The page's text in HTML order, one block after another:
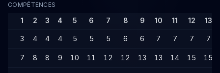
COMPÉTENCES
1 2 3 4 5 6 7 8 9 10 11 12 13
3 4 4 4 5 5 5 6 6 7 7 7 7
7 8 8 9 10 11 12 12 13 13 14 15 15